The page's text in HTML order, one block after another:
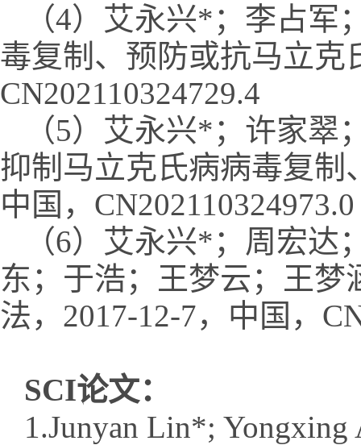
（4）艾永兴*；李占
毒复制、预防或抗马立克
CN202110324729.4
（5）艾永兴*；许家
抑制马立克氏病病毒复制
中国，CN202110324973.0
（6）艾永兴*；周宏
东；于浩；王梦云；王
法，2017-12-7，中国，
SCI论文：
1.Junyan Lin*; Yongxing